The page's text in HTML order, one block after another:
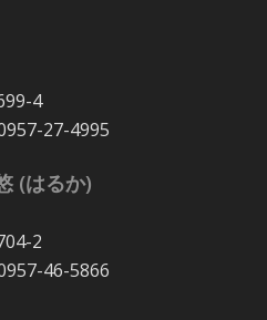
4
27-4995
(はるか)
2
46-5866